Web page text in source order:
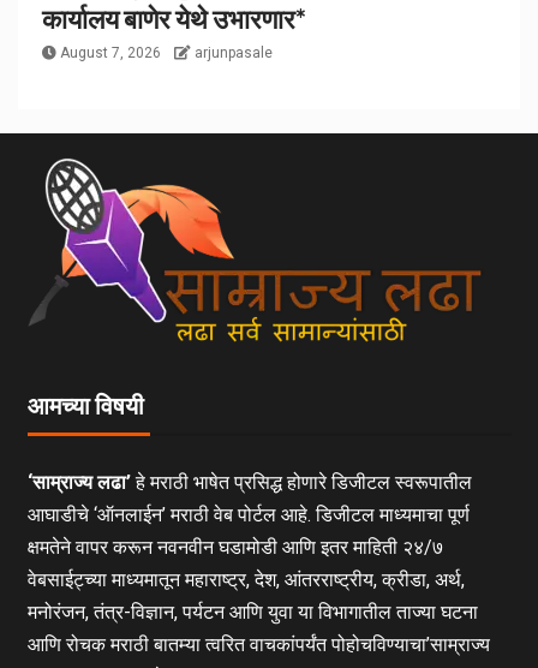
कार्यालय बाणेर येथे उभारणार*
August 7, 2026 arjunpasale
आमच्या विषयी
‘साम्राज्य लढा’हे मराठी भाषेत प्रसिद्ध होणारे डिजीटल स्वरूपातील
आघाडीचे ‘ऑनलाईन’ मराठी वेब पोर्टल आहे. डिजीटल माध्यमाचा पूर्ण
क्षमतेने वापर करून नवनवीन घडामोडी आणि इतर माहिती २४/७
वेबसाईट्च्या माध्यमातून महाराष्ट्र, देश, आंतरराष्ट्रीय, क्रीडा, अर्थ,
मनोरंजन, तंत्र-विज्ञान, पर्यटन आणि युवा या विभागातील ताज्या घटना
आणि रोचक मराठी बातम्या त्वरित वाचकांपर्यंत पोहोचविण्याचा’साम्राज्य